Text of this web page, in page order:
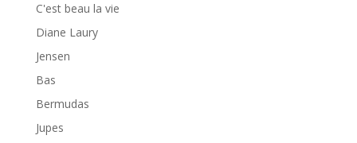
C'est beau la vie
Diane Laury
Jensen
Bas
Bermudas
Jupes